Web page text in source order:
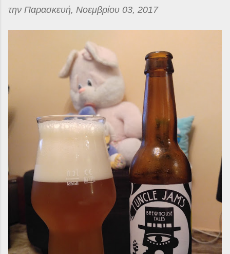
την Παρασκευή, Νοεμβρίου 03, 2017